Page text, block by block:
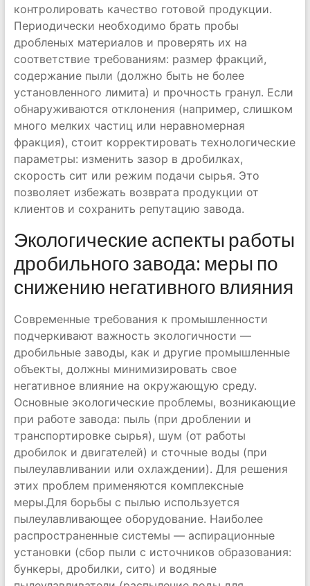
контролировать качество готовой продукции.
Периодически необходимо брать пробы
дробленых материалов и проверять их на
соответствие требованиям: размер фракций,
содержание пыли (должно быть не более
установленного лимита) и прочность гранул. Если
обнаруживаются отклонения (например, слишком
много мелких частиц или неравномерная
фракция), стоит корректировать технологические
параметры: изменить зазор в дробилках,
скорость сит или режим подачи сырья. Это
позволяет избежать возврата продукции от
клиентов и сохранить репутацию завода.
Экологические аспекты работы
дробильного завода: меры по
снижению негативного влияния
Современные требования к промышленности
подчеркивают важность экологичности —
дробильные заводы, как и другие промышленные
объекты, должны минимизировать свое
негативное влияние на окружающую среду.
Основные экологические проблемы, возникающие
при работе завода: пыль (при дроблении и
транспортировке сырья), шум (от работы
дробилок и двигателей) и сточные воды (при
пылеулавливании или охлаждении). Для решения
этих проблем применяются комплексные
меры.Для борьбы с пылью используется
пылеулавливающее оборудование. Наиболее
распространенные системы — аспирационные
установки (сбор пыли с источников образования:
бункеры, дробилки, сито) и водяные